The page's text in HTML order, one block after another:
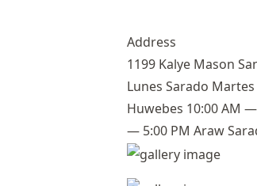
Address
1199 Kalye Mason
Lunes Sarado
Huwebes 10:00 AM
— 5:00 PM Araw